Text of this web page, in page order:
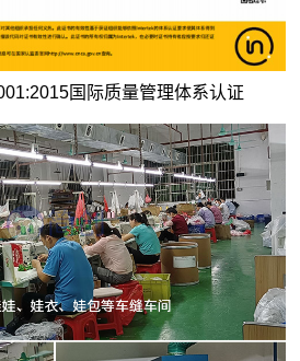
国际质量管理体系认证